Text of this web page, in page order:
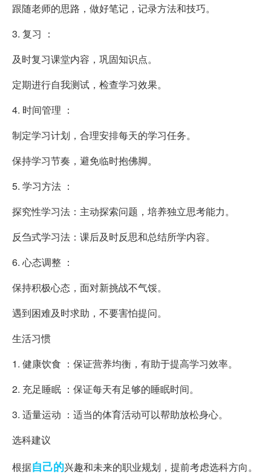
跟随老师的思路，做好笔记，记录方法和技巧。
3. 复习 ：
及时复习课堂内容，巩固知识点。
定期进行自我测试，检查学习效果。
4. 时间管理 ：
制定学习计划，合理安排每天的学习任务。
保持学习节奏，避免临时抱佛脚。
5. 学习方法 ：
探究性学习法：主动探索问题，培养独立思考能力。
反刍式学习法：课后及时反思和总结所学内容。
6. 心态调整 ：
保持积极心态，面对新挑战不气馁。
遇到困难及时求助，不要害怕提问。
生活习惯
1. 健康饮食 ：保证营养均衡，有助于提高学习效率。
2. 充足睡眠 ：保证每天有足够的睡眠时间。
3. 适量运动 ：适当的体育活动可以帮助放松身心。
选科建议
根据自己的兴趣和未来的职业规划，提前考虑选科方向。